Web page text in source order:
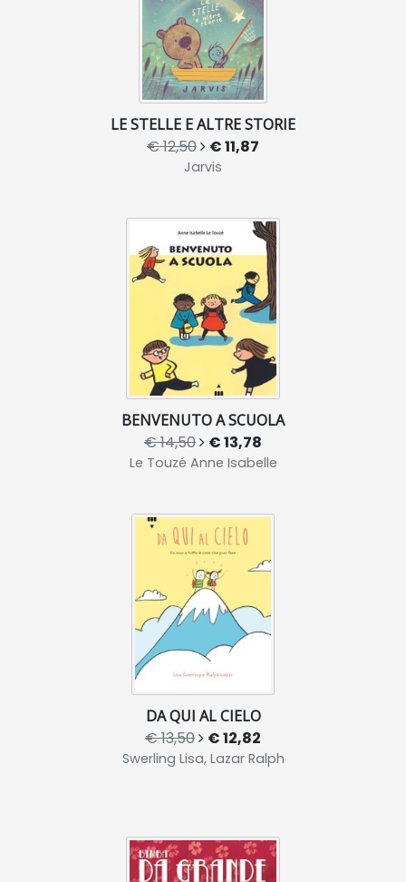
LE STELLE E ALTRE STORIE
€ 12,50 € 11,87
Jarvis
BENVENUTO A SCUOLA
€ 14,50 € 13,78
Le Touzé Anne Isabelle
DA QUI AL CIELO
€ 13,50 € 12,82
Swerling Lisa, Lazar Ralph